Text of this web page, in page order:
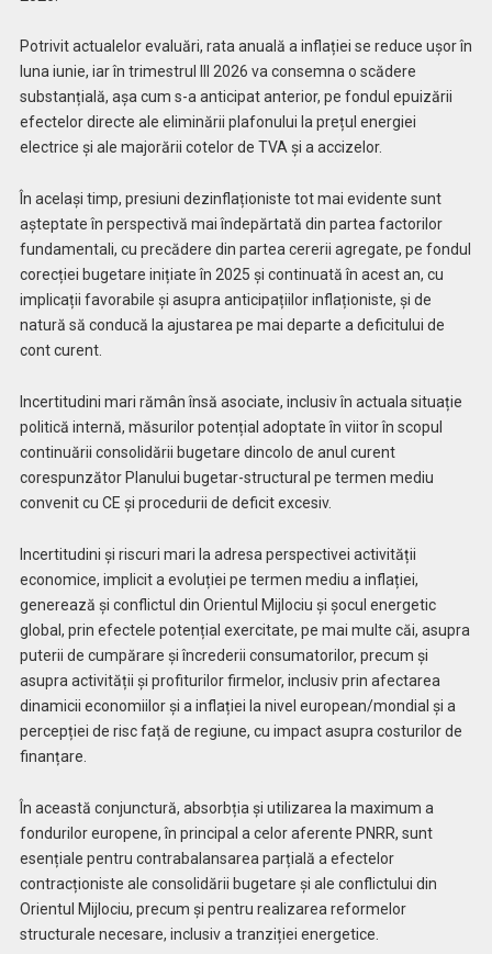
Potrivit actualelor evaluări, rata anuală a inflației se reduce ușor în
luna iunie, iar în trimestrul III 2026 va consemna o scădere
substanțială, așa cum s-a anticipat anterior, pe fondul epuizării
efectelor directe ale eliminării plafonului la prețul energiei
electrice și ale majorării cotelor de TVA și a accizelor.
În același timp, presiuni dezinflaționiste tot mai evidente sunt
așteptate în perspectivă mai îndepărtată din partea factorilor
fundamentali, cu precădere din partea cererii agregate, pe fondul
corecției bugetare inițiate în 2025 și continuată în acest an, cu
implicații favorabile și asupra anticipațiilor inflaționiste, și de
natură să conducă la ajustarea pe mai departe a deficitului de
cont curent.
Incertitudini mari rămân însă asociate, inclusiv în actuala situație
politică internă, măsurilor potențial adoptate în viitor în scopul
continuării consolidării bugetare dincolo de anul curent
corespunzător Planului bugetar-structural pe termen mediu
convenit cu CE și procedurii de deficit excesiv.
Incertitudini și riscuri mari la adresa perspectivei activității
economice, implicit a evoluției pe termen mediu a inflației,
generează și conflictul din Orientul Mijlociu și șocul energetic
global, prin efectele potențial exercitate, pe mai multe căi, asupra
puterii de cumpărare și încrederii consumatorilor, precum și
asupra activității și profiturilor firmelor, inclusiv prin afectarea
dinamicii economiilor și a inflației la nivel european/mondial și a
percepției de risc față de regiune, cu impact asupra costurilor de
finanțare.
În această conjunctură, absorbția și utilizarea la maximum a
fondurilor europene, în principal a celor aferente PNRR, sunt
esențiale pentru contrabalansarea parțială a efectelor
contracționiste ale consolidării bugetare și ale conflictului din
Orientul Mijlociu, precum și pentru realizarea reformelor
structurale necesare, inclusiv a tranziției energetice.